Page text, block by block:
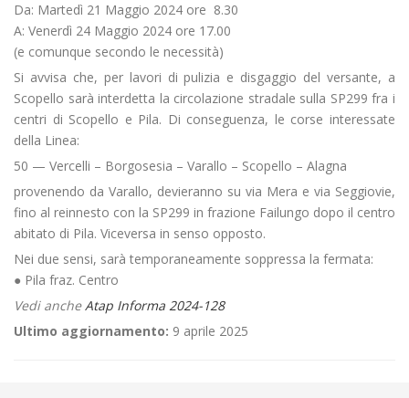
Da: Martedì 21 Maggio 2024 ore 8.30
A: Venerdì 24 Maggio 2024 ore 17.00
(e comunque secondo le necessità)
Si avvisa che, per lavori di pulizia e disgaggio del versante, a
Scopello sarà interdetta la circolazione stradale sulla SP299 fra i
centri di Scopello e Pila. Di conseguenza, le corse interessate
della Linea:
50 — Vercelli – Borgosesia – Varallo – Scopello – Alagna
provenendo da Varallo, devieranno su via Mera e via Seggiovie,
fino al reinnesto con la SP299 in frazione Failungo dopo il centro
abitato di Pila. Viceversa in senso opposto.
Nei due sensi, sarà temporaneamente soppressa la fermata:
● Pila fraz. Centro
Vedi ancheAtap Informa 2024-128
Ultimo aggiornamento: 9 aprile 2025